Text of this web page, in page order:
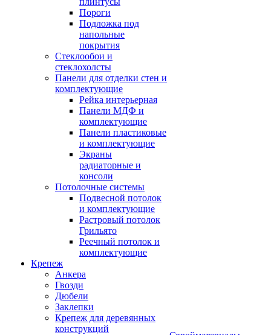
Пороги
Подложка под
напольные
покрытия
Стеклообои и
стеклохолсты
Панели для отделки стен и
комплектующие
Рейка интерьерная
Панели МДФ и
комплектующие
Панели пластиковые
и комплектующие
Экраны
радиаторные и
консоли
Потолочные системы
Подвесной потолок
и комплектующие
Растровый потолок
Грильято
Реечный потолок и
комплектующие
Крепеж
Анкера
Гвозди
Дюбели
Заклепки
Крепеж для деревянных
конструкций